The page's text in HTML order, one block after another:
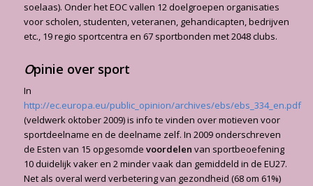
soelaas). Onder het EOC vallen 12 doelgroepen organisaties
voor scholen, studenten, veteranen, gehandicapten, bedrijven
etc., 19 regio sportcentra en 67 sportbonden met 2048 clubs.
Opinie over sport
In
http://ec.europa.eu/public_opinion/archives/ebs/ebs_334_en.pdf
(veldwerk oktober 2009) is info te vinden over motieven voor
sportdeelname en de deelname zelf. In 2009 onderschreven
de Esten van 15 opgesomde voordelen van sportbeoefening
10 duidelijk vaker en 2 minder vaak dan gemiddeld in de EU27.
Net als overal werd verbetering van gezondheid (68 om 61%)